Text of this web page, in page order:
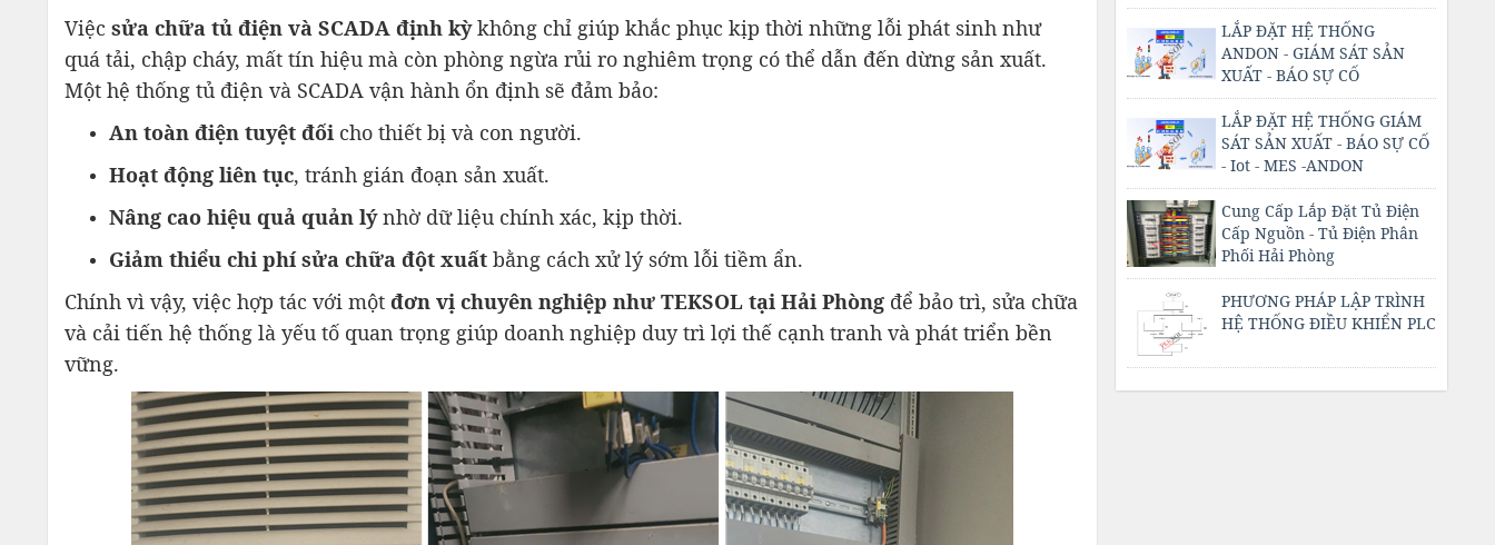
Việc sửa chữa tủ điện và SCADA định kỳkhông chỉ giúp khắc phục kịp thời những lỗi phát sinh như
quá tải, chập cháy, mất tín hiệu mà còn phòng ngừa rủi ro nghiêm trọng có thể dẫn đến dừng sản xuất.
Một hệ thống tủ điện và SCADA vận hành ổn định sẽ đảm bảo:
An toàn điện tuyệt đối cho thiết bị và con người.
Hoạt động liên tục, tránh gián đoạn sản xuất.
Nâng cao hiệu quả quản lýnhờ dữ liệu chính xác, kịp thời.
Giảm thiểu chi phí sửa chữa đột xuất bằng cách xử lý sớm lỗi tiềm ẩn.
Chính vì vậy, việc hợp tác với một đơn vị chuyên nghiệp như TEKSOL tại Hải Phòng để bảo trì, sửa chữa
và cải tiến hệ thống là yếu tố quan trọng giúp doanh nghiệp duy trì lợi thế cạnh tranh và phát triển bền
vững.
LẮP ĐẶT HỆ THỐNG
ANDON - GIÁM SÁT SẢN
XUẤT - BÁO SỰ CỐ
LẮP ĐẶT HỆ THỐNG GIÁM
SÁT SẢN XUẤT - BÁO SỰ CỐ
- Iot - MES -ANDON
Cung Cấp Lắp Đặt Tủ Điện
Cấp Nguồn - Tủ Điện Phân
Phối Hải Phòng
PHƯƠNG PHÁP LẬP TRÌNH
HỆ THỐNG ĐIỀU KHIỂN PLC